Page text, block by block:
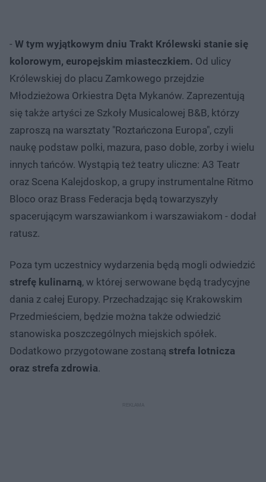
- W tym wyjątkowym dniu Trakt Królewski stanie się
kolorowym, europejskim miasteczkiem. Od ulicy
Królewskiej do placu Zamkowego przejdzie
Młodzieżowa Orkiestra Dęta Mykanów. Zaprezentują
się także artyści ze Szkoły Musicalowej B&B, którzy
zaproszą na warsztaty "Roztańczona Europa", czyli
naukę podstaw polki, mazura, paso doble, zorby i wielu
innych tańców. Wystąpią też teatry uliczne: A3 Teatr
oraz Scena Kalejdoskop, a grupy instrumentalne Ritmo
Bloco oraz Brass Federacja będą towarzyszyły
spacerującym warszawiankom i warszawiakom - dodał
ratusz.
Poza tym uczestnicy wydarzenia będą mogli odwiedzić
strefę kulinarną, w której serwowane będą tradycyjne
dania z całej Europy. Przechadzając się Krakowskim
Przedmieściem, będzie można także odwiedzić
stanowiska poszczególnych miejskich spółek.
Dodatkowo przygotowane zostaną strefa lotnicza
oraz strefa zdrowia.